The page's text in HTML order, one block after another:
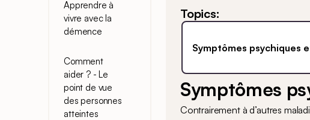
Apprendre à
vivre avec la
démence
Comment
aider ? - Le
point de vue
des personnes
atteintes
Topics:
Symptômes psychiques
Symptômes
Contrairement à d’autres